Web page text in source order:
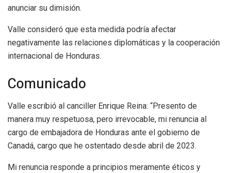
anunciar su dimisión.
Valle consideró que esta medida podría afectar
negativamente las relaciones diplomáticas y la cooperación
internacional de Honduras.
Comunicado
Valle escribió al canciller Enrique Reina: “Presento de
manera muy respetuosa, pero irrevocable, mi renuncia al
cargo de embajadora de Honduras ante el gobierno de
Canadá, cargo que he ostentado desde abril de 2023.
Mi renuncia responde a principios meramente éticos y